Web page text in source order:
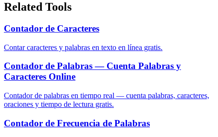
Related Tools
Contador de Caracteres
Contar caracteres y palabras en texto en línea gratis.
Contador de Palabras — Cuenta Palabras y
Caracteres Online
Contador de palabras en tiempo real — cuenta palabras, caracteres,
oraciones y tiempo de lectura gratis.
Contador de Frecuencia de Palabras